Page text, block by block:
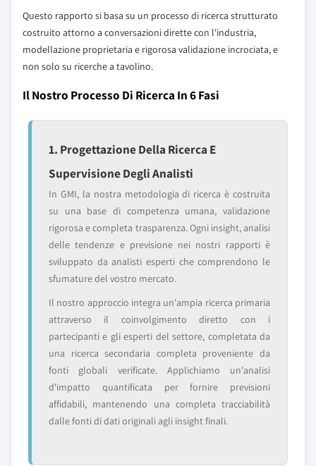
Questo rapporto si basa su un processo di ricerca strutturato
costruito attorno a conversazioni dirette con l'industria,
modellazione proprietaria e rigorosa validazione incrociata, e
non solo su ricerche a tavolino.
Il Nostro Processo Di Ricerca In 6 Fasi
1. Progettazione Della Ricerca E
Supervisione Degli Analisti
In GMI, la nostra metodologia di ricerca è costruita
su una base di competenza umana, validazione
rigorosa e completa trasparenza. Ogni insight, analisi
delle tendenze e previsione nei nostri rapporti è
sviluppato da analisti esperti che comprendono le
sfumature del vostro mercato.
Il nostro approccio integra un'ampia ricerca primaria
attraverso il coinvolgimento diretto con i
partecipanti e gli esperti del settore, completata da
una ricerca secondaria completa proveniente da
fonti globali verificate. Applichiamo un'analisi
d'impatto quantificata per fornire previsioni
affidabili, mantenendo una completa tracciabilità
dalle fonti di dati originali agli insight finali.